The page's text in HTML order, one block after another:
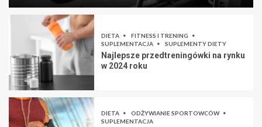
DIETA
FITNESS I TRENING
SUPLEMENTACJA
SUPLEMENTY DIETY
Najlepsze przedtreningówki na rynku
w 2024 roku
DIETA
ODŻYWIANIE SPORTOWCÓW
SUPLEMENTACJA